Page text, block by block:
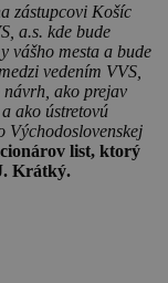
zástupcovi Košíc
a.s. kde bude
vášho mesta a bude
vedením VVS,
ako prejav
ako ústretovú
list, ktorý
Krátký.